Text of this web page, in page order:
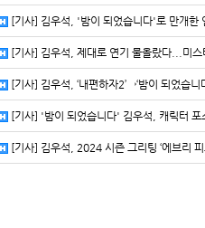
[기사] 김우석, '밤이 되었습니다'로 만개
[기사] 김우석, 제대로 연기 물올랐다...미
[기사] 김우석, ‘내편하자2’→‘밤이 되었습
[기사] '밤이 되었습니다' 김우석, 캐릭터
[기사] 김우석, 2024 시즌 그리팅 ‘에브